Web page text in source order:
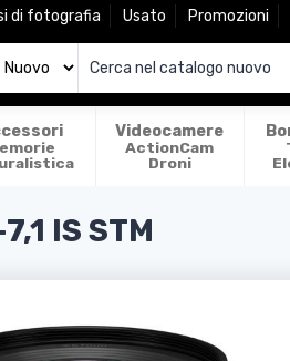
di fotografia Usato Promozioni
Videocamere
ActionCam
Droni
IS STM